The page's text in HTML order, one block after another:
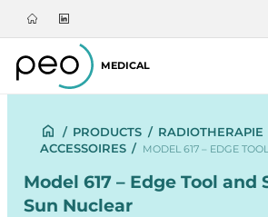
MEDICAL
/ PRODUCTS / RADIOTHERAPIE
ACCESSOIRES / MODEL 617 – EDGE
Model 617 – Edge Tool and
Sun Nuclear